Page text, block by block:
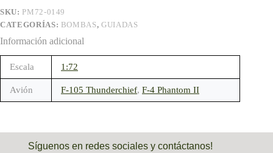
SKU: PM72-0149
CATEGORÍAS: BOMBAS,GUIADAS
Información adicional
Escala 1:72
Avión F-105 Thunderchief, F-4 Phantom II
Síguenos en redes sociales y contáctanos!